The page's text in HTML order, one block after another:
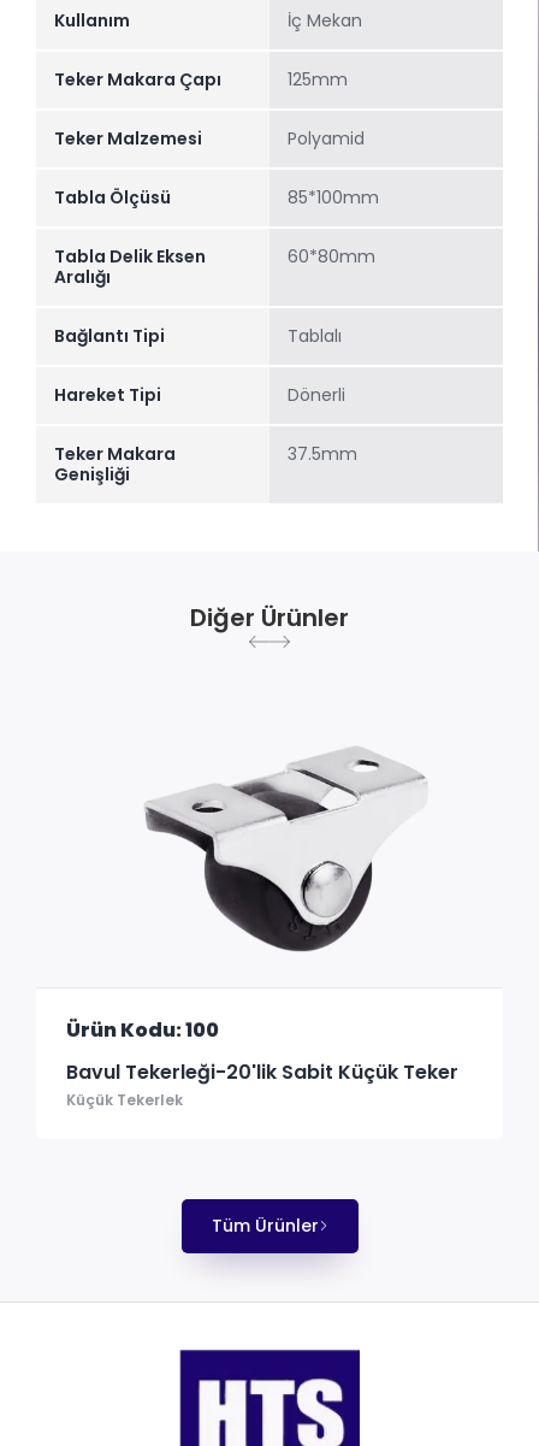
Kullanım İç Mekan
Teker Makara Çapı 125mm
Teker Malzemesi Polyamid
Tabla Ölçüsü 85*100mm
Tabla Delik Eksen
Aralığı
60*80mm
Bağlantı Tipi Tablalı
Hareket Tipi Dönerli
Teker Makara
Genişliği
37.5mm
Diğer Ürünler
Ürün Kodu: 100
Bavul Tekerleği-20'lik Sabit Küçük Teker
Küçük Tekerlek
Tüm Ürünler